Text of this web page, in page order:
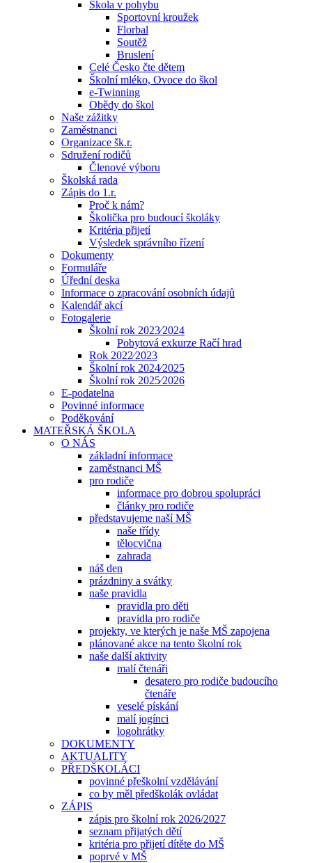
Škola v pohybu
Sportovní kroužek
Florbal
Soutěž
Bruslení
Celé Česko čte dětem
Školní mléko, Ovoce do škol
e-Twinning
Obědy do škol
Naše zážitky
Zaměstnanci
Organizace šk.r.
Sdružení rodičů
Členové výboru
Školská rada
Zápis do 1.r.
Proč k nám?
Školička pro budoucí školáky
Kritéria přijetí
Výsledek správního řízení
Dokumenty
Formuláře
Úřední deska
Informace o zpracování osobních údajů
Kalendář akcí
Fotogalerie
Školní rok 2023⁄2024
Pobytová exkurze Račí hrad
Rok 2022⁄2023
Školní rok 2024⁄2025
Školní rok 2025⁄2026
E-podatelna
Povinné informace
Poděkování
MATEŘSKÁ ŠKOLA
O NÁS
základní informace
zaměstnanci MŠ
pro rodiče
informace pro dobrou spolupráci
články pro rodiče
představujeme naší MŠ
naše třídy
tělocvična
zahrada
náš den
prázdniny a svátky
naše pravidla
pravidla pro děti
pravidla pro rodiče
projekty, ve kterých je naše MŠ zapojena
plánované akce na tento školní rok
naše další aktivity
malí čtenáři
desatero pro rodiče budoucího
čtenáře
veselé pískání
malí jogínci
logohrátky
DOKUMENTY
AKTUALITY
PŘEDŠKOLÁCI
povinné přeškolní vzdělávání
co by měl předškolák ovládat
ZÁPIS
zápis pro školní rok 2026/2027
seznam přijatých dětí
kritéria pro přijetí dítěte do MŠ
poprvé v MŠ